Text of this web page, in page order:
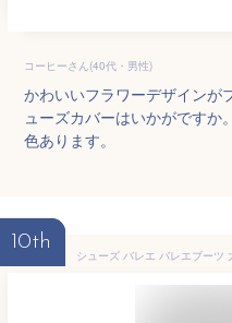
コーヒーさん(40代・男性)
かわいいフラワーデザインが
ューズカバーはいかがですか
色あります。
10th